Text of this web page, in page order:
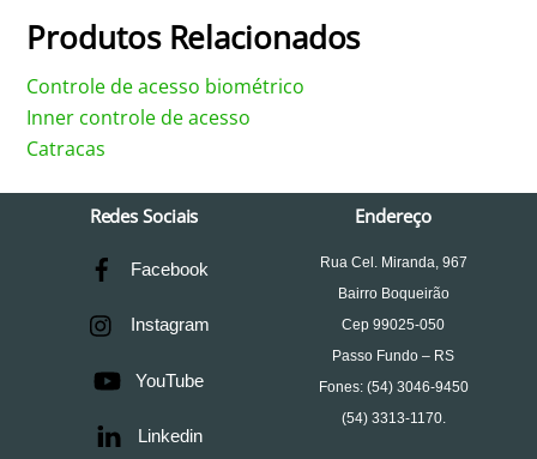
Produtos Relacionados
Controle de acesso biométrico
Inner controle de acesso
Catracas
Redes Sociais
Facebook
Instagram
YouTube
Linkedin
Endereço
Rua Cel. Miranda, 967
Bairro Boqueirão
Cep 99025-050
Passo Fundo – RS
Fones: (54) 3046-9450
(54) 3313-1170.